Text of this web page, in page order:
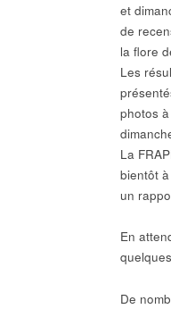
et
de
la flore
Les
photos à
La
bientôt
un
En
De